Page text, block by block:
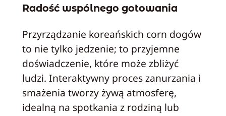
Radość wspólnego gotowania
Przyrządzanie koreańskich corn dogów
to nie tylko jedzenie; to przyjemne
doświadczenie, które może zbliżyć
ludzi. Interaktywny proces zanurzania i
smażenia tworzy żywą atmosferę,
idealną na spotkania z rodziną lub